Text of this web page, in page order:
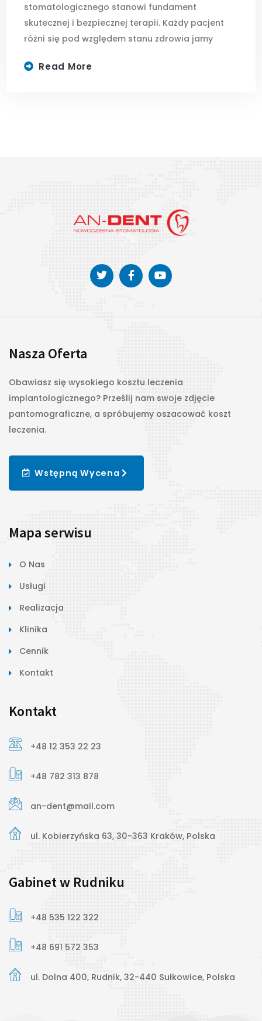
stomatologicznego stanowi fundament
skutecznej i bezpiecznej terapii. Każdy pacjent
różni się pod względem stanu zdrowia jamy
Read More
Nasza Oferta
Obawiasz się wysokiego kosztu leczenia
implantologicznego? Prześlij nam swoje zdjęcie
pantomograficzne, a spróbujemy oszacować koszt
leczenia.
Wstępną Wycena
Mapa serwisu
O Nas
Usługi
Realizacja
Klinika
Cennik
Kontakt
Kontakt
+48 12 353 22 23
+48 782 313 878
an-dent@mail.com
ul. Kobierzyńska 63, 30-363 Kraków, Polska
Gabinet w Rudniku
+48 535 122 322
+48 691 572 353
ul. Dolna 400, Rudnik, 32-440 Sułkowice, Polska